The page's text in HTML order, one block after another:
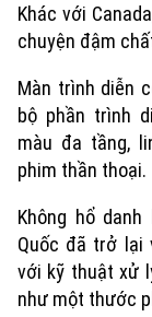
Xu hướng
Khác với
chuyện đậm
Màn trình diễn
bộ phần trình
màu đa tầng,
phim thần thoại.
Không hổ
Quốc đã trở lại
với kỹ thuật xử
như một thước